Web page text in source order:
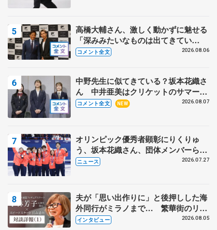
高橋大輔さん、激しく動かずに魅せる
「深みみたいなものは出てきてい
る？」 〝兄さん〟と慕うレジェンド
コメント全文 2026.08.06
中野先生に似てきている？坂本花織さ
ん 中井亜美はクリケットのサマーキ
ャンプに 島田麻央はたくさん試合に
コメント全文 NEW 2026.08.07
オリンピック優秀者顕彰にりくりゅ
う、坂本花織さん、団体メンバーら
8月7日に文科省が表彰式、ブルーノ・
ニュース 2026.07.27
夫が「思い出作りに」と後押しした海
外同行がミラノまで… 繁華街のリン
クでは不良のお兄さんも味方に 小林
インタビュー 2026.08.05